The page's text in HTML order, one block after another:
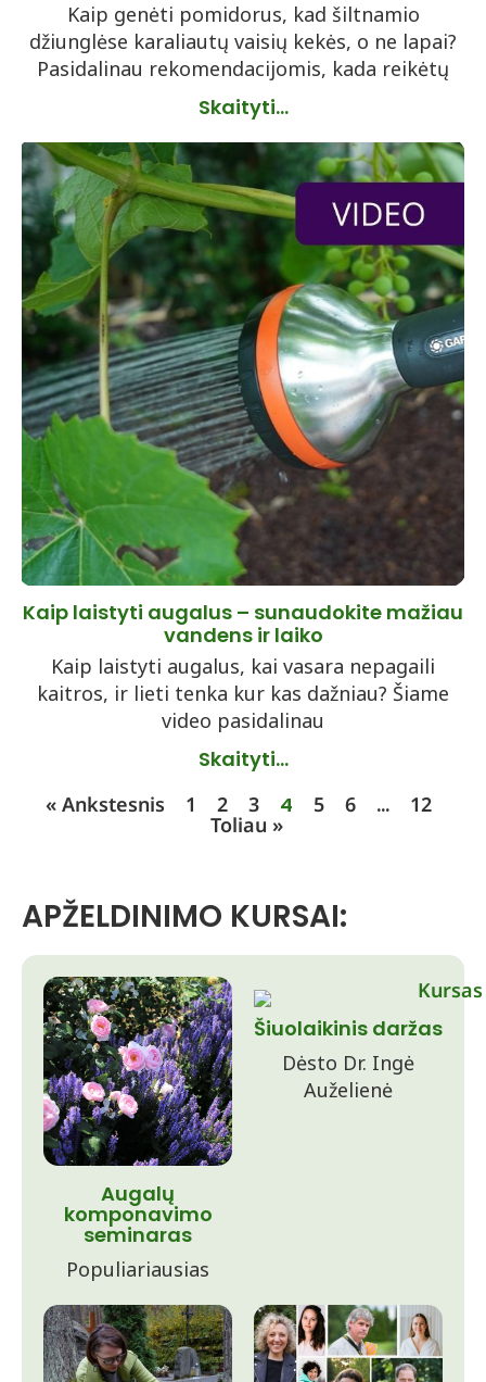
Kaip genėti pomidorus, kad šiltnamio
džiunglėse karaliautų vaisių kekės, o ne lapai?
Pasidalinau rekomendacijomis, kada reikėtų
Skaityti...
Kaip laistyti augalus – sunaudokite mažiau
vandens ir laiko
Kaip laistyti augalus, kai vasara nepagaili
kaitros, ir lieti tenka kur kas dažniau? Šiame
video pasidalinau
Skaityti...
« Ankstesnis 1 2 3 4 5 6 … 12
Toliau »
APŽELDINIMO KURSAI:
Augalų
komponavimo
seminaras
Populiariausias
Šiuolaikinis daržas
Dėsto Dr. Ingė
Auželienė